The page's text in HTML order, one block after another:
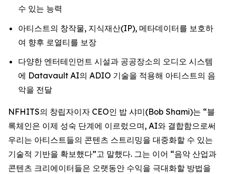
수 있는 능력
아티스트의 창작물, 지식재산(IP), 메타데이터를 보호하
여 향후 로열티를 보장
다양한 엔터테인먼트 시설과 공공장소의 오디오 시스템
에 Datavault AI의 ADIO 기술을 적용해 아티스트의 음
악을 전달
NFHITS의 창립자이자 CEO인 밥 샤미(Bob Shami)는 “블
록체인은 이제 성숙 단계에 이르렀으며, AI와 결합함으로써
우리는 아티스트들의 콘텐츠 스트리밍을 대중화할 수 있는
기술적 기반을 확보했다”고 말했다. 그는 이어 “음악 산업과
콘텐츠 크리에이터들은 오랫동안 수익을 극대화할 방법을